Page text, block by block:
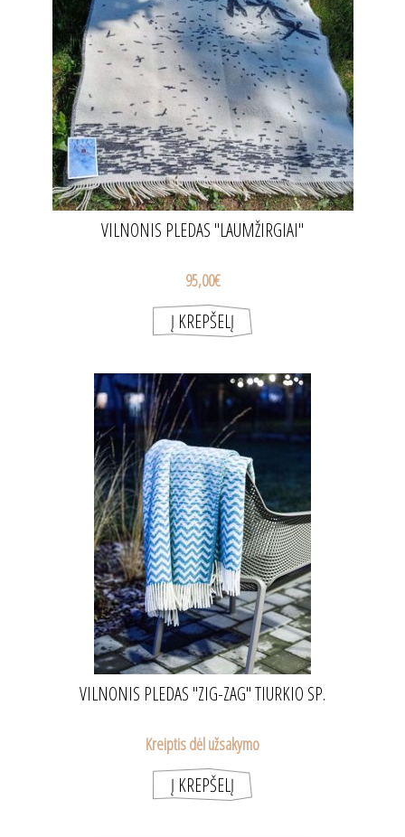
VILNONIS PLEDAS "LAUMŽIRGIAI"
95,00€
VILNONIS PLEDAS "ZIG-ZAG" TIURKIO SP.
Kreiptis dėl užsakymo